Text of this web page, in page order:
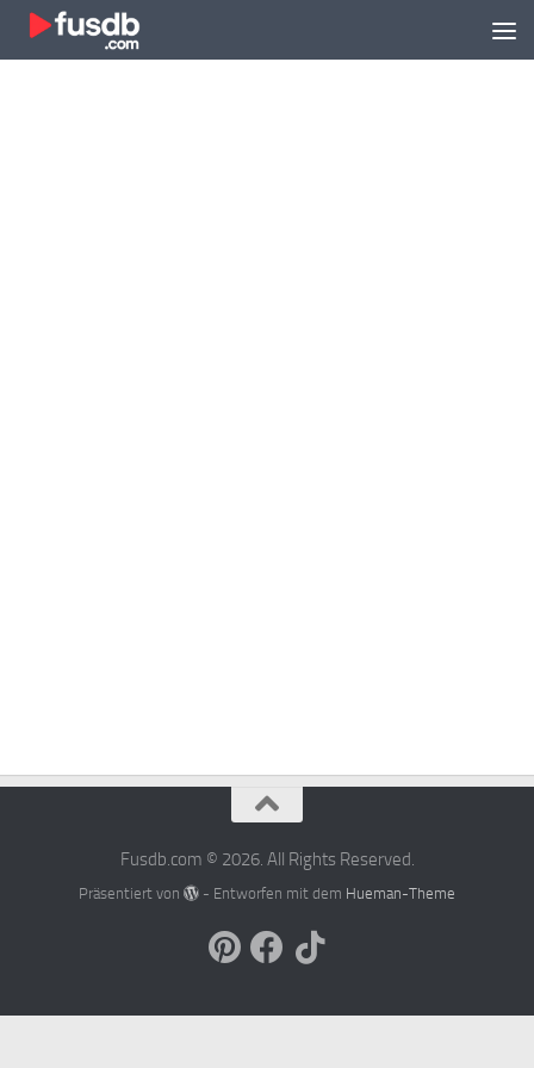
Zum Inhalt springen
Fusdb.com © 2026. All Rights Reserved.
Präsentiert von - Entworfen mit dem Hueman-Theme